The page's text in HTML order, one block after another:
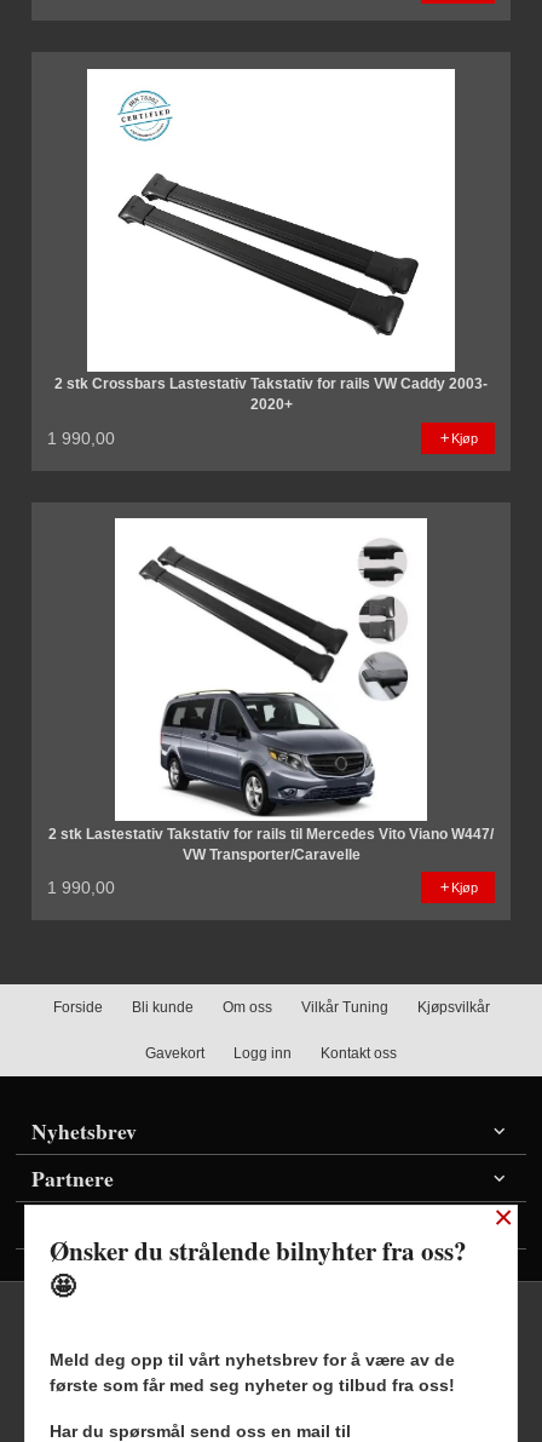
2 stk Crossbars Lastestativ Takstativ for rails VW Caddy 2003-
2020+
1 990,00 Kjøp
2 stk Lastestativ Takstativ for rails til Mercedes Vito Viano W447/
VW Transporter/Caravelle
1 990,00 Kjøp
Forside Bli kunde Om oss Vilkår Tuning Kjøpsvilkår
Gavekort Logg inn Kontakt oss
Nyhetsbrev
Partnere
Frakt Kjøpsbetingelser Sikkerhet og personvern
Nyhetsbrev Blogg
×
Ønsker du strålende bilnyhter fra oss?
🤩
Meld deg opp til vårt nyhetsbrev for å være av de
første som får med seg nyheter og tilbud fra oss!
Har du spørsmål send oss en mail til